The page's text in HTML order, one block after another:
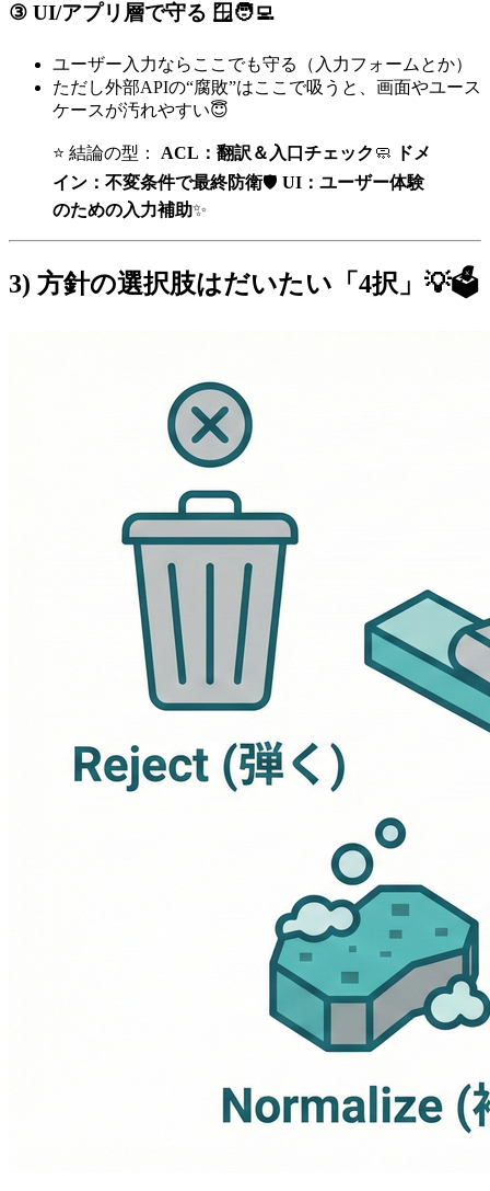
③ UI/アプリ層で守る 🪟🧑‍💻
ユーザー入力ならここでも守る（入力フォームとか）
ただし外部APIの“腐敗”はここで吸うと、画面やユース
ケースが汚れやすい😇
⭐ 結論の型： ACL：翻訳＆入口チェック 🧼
ドメ
イン：不変条件で最終防衛🛡️ UI：ユーザー体験
のための入力補助✨
3) 方針の選択肢はだいたい「4択」💡🗳️